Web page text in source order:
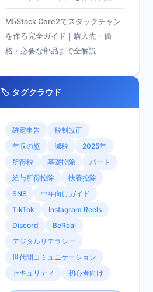
M5Stack Core2でスタックチャン
を作る完全ガイド｜購入先・価
格・必要な部品まで全解説
🏷️ タグクラウド
確定申告
税制改正
年収の壁
減税
2025年
所得税
基礎控除
パート
給与所得控除
扶養控除
SNS
中年向けガイド
TikTok
Instagram Reels
Discord
BeReal
デジタルリテラシー
世代間コミュニケーション
セキュリティ
初心者向け